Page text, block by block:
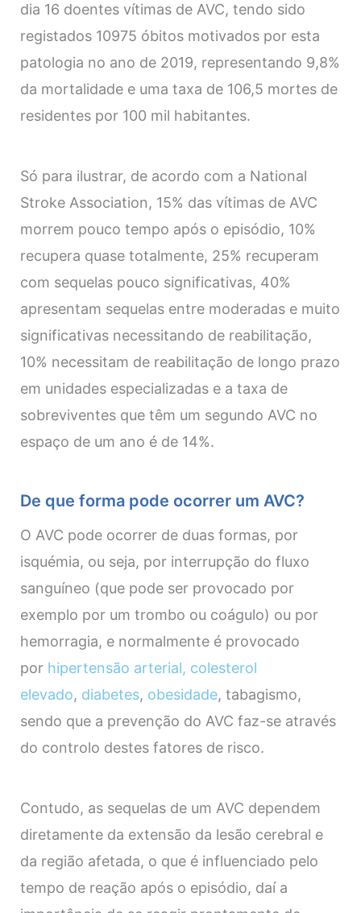
dia 16 doentes vítimas de AVC, tendo sido
registados 10975 óbitos motivados por esta
patologia no ano de 2019, representando 9,8%
da mortalidade e uma taxa de 106,5 mortes de
residentes por 100 mil habitantes.
Só para ilustrar, de acordo com a National
Stroke Association, 15% das vítimas de AVC
morrem pouco tempo após o episódio, 10%
recupera quase totalmente, 25% recuperam
com sequelas pouco significativas, 40%
apresentam sequelas entre moderadas e muito
significativas necessitando de reabilitação,
10% necessitam de reabilitação de longo prazo
em unidades especializadas e a taxa de
sobreviventes que têm um segundo AVC no
espaço de um ano é de 14%.
De que forma pode ocorrer um AVC?
O AVC pode ocorrer de duas formas, por
isquémia, ou seja, por interrupção do fluxo
sanguíneo (que pode ser provocado por
exemplo por um trombo ou coágulo) ou por
hemorragia, e normalmente é provocado
por hipertensão arterial, colesterol
elevado, diabetes, obesidade, tabagismo,
sendo que a prevenção do AVC faz-se através
do controlo destes fatores de risco.
Contudo, as sequelas de um AVC dependem
diretamente da extensão da lesão cerebral e
da região afetada, o que é influenciado pelo
tempo de reação após o episódio, daí a